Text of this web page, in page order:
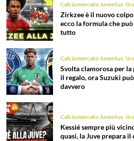
Calciomercato Juventus In
Zirkzee è il nuovo
ecco la formula che
tutto
Calciomercato Juventus In
Svolta clamorosa per la
il regalo, ora Suzuki
davvero
Calciomercato Juventus In
Kessié sempre più
quasi, la Juve prepara il